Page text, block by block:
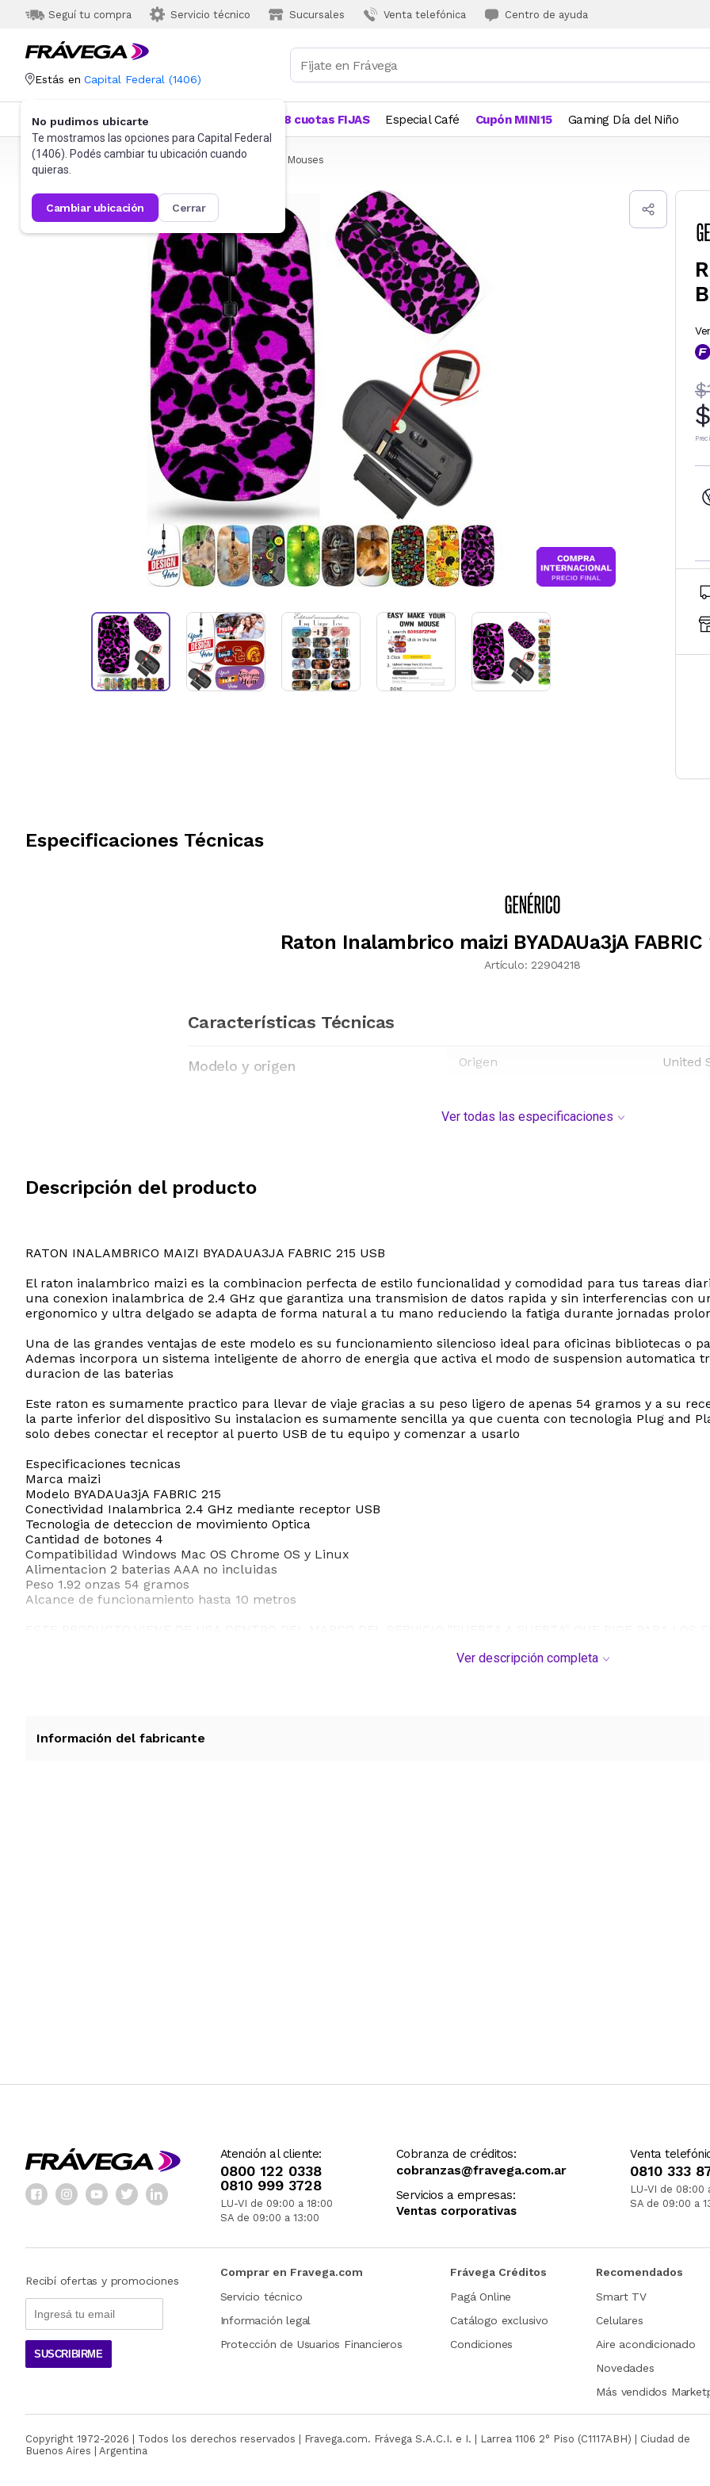
Seguí tu compra Servicio técnico Sucursales Venta telefónica Centro de ayuda
Estás en Capital Federal (1406)
No pudimos ubicarte
Te mostramos las opciones para Capital Federal
(1406). Podés cambiar tu ubicación cuando
quieras.
cambiar ubicación cerrar
Categorías Más Vendidos 18 cuotas FIJAS Especial Café Cupón MINI15 Gaming Día del Niño
Frávega Informática Accesorios de Informática Mouses
Especificaciones Técnicas
Raton Inalambrico maizi BYADAUa3jA FABRIC
Artículo: 22904218
Características Técnicas
Modelo y origen Origen United
Ver todas las especificaciones
Descripción del producto
RATON INALAMBRICO MAIZI BYADAUA3JA FABRIC 215 USB
El raton inalambrico maizi es la combinacion perfecta de estilo funcionalidad y comodidad para tus tareas
una conexion inalambrica de 2.4 GHz que garantiza una transmision de datos rapida y sin interferencias con
ergonomico y ultra delgado se adapta de forma natural a tu mano reduciendo la fatiga durante jornadas
Una de las grandes ventajas de este modelo es su funcionamiento silencioso ideal para oficinas bibliotecas o
Ademas incorpora un sistema inteligente de ahorro de energia que activa el modo de suspension automatica
duracion de las baterias
Este raton es sumamente practico para llevar de viaje gracias a su peso ligero de apenas 54 gramos y a su
la parte inferior del dispositivo Su instalacion es sumamente sencilla ya que cuenta con tecnologia Plug and
solo debes conectar el receptor al puerto USB de tu equipo y comenzar a usarlo
Especificaciones tecnicas
Marca maizi
Modelo BYADAUa3jA FABRIC 215
Conectividad Inalambrica 2.4 GHz mediante receptor USB
Tecnologia de deteccion de movimiento Optica
Cantidad de botones 4
Compatibilidad Windows Mac OS Chrome OS y Linux
Alimentacion 2 baterias AAA no incluidas
Peso 1.92 onzas 54 gramos
Alcance de funcionamiento hasta 10 metros
RECIBIRA EL PRODUCTO ENTRE 10 Y 12 DIAS DESPUES DE SU COMPRA.Ver descripción completa
Información del fabricante
Atención al cliente:
0800 122 0338
0810 999 3728
LU-VI de 09:00 a 18:00
SA de 09:00 a 13:00
Cobranza de créditos:
cobranzas@fravega.com.ar
Servicios a empresas:
Ventas corporativas
Venta
0810 333
LU-VI de 08:00
SA de 09:00 a
Recibí ofertas y promociones
SUSCRIBIRME
Comprar en Fravega.com
Servicio técnico
Información legal
Protección de Usuarios Financieros
Frávega Créditos
Pagá Online
Catálogo exclusivo
Condiciones
Recomendados
Smart TV
Celulares
Aire acondicionado
Novedades
Más vendidos
Copyright 1972-2026 | Todos los derechos reservados | Fravega.com. Frávega S.A.C.I. e I. | Larrea 1106 2° Piso (C1117ABH) | Ciudad de
Buenos Aires | Argentina